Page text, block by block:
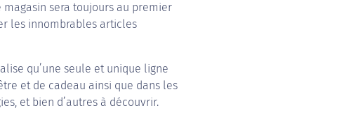
sera toujours au premier
les innombrables articles
qu’une seule et unique ligne
et de cadeau ainsi que dans les
et bien d’autres à découvrir.